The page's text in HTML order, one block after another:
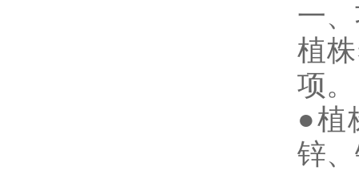
一
植
项
●植
锌